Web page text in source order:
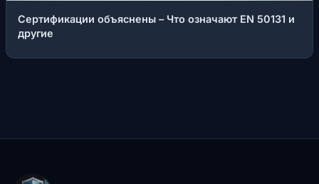
Сертификации объяснены – Что означают EN 50131 и
другие